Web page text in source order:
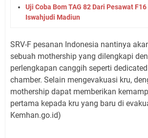
Uji Coba Bom TAG 82 Dari Pesawat
Iswahjudi Madiun
SRV-F pesanan Indonesia nantinya
sebuah mothership yang dilengkapi
perlengkapan canggih seperti
chamber. Selain mengevakuasi kru,
mothership dapat memberikan
pertama kepada kru yang baru di
Kemhan.go.id)